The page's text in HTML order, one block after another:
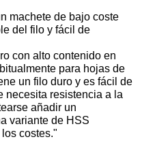
machete de bajo coste
del filo y fácil de
con alto contenido en
para hojas de
un filo duro y es fácil de
necesita resistencia a la
añadir un
variante de HSS
costes."